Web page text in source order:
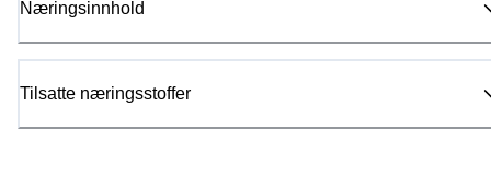
Næringsinnhold
Tilsatte næringsstoffer